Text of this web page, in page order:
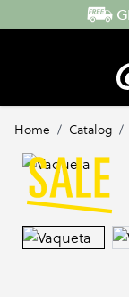
Direkt zum Inhalt
Home / Catalog /